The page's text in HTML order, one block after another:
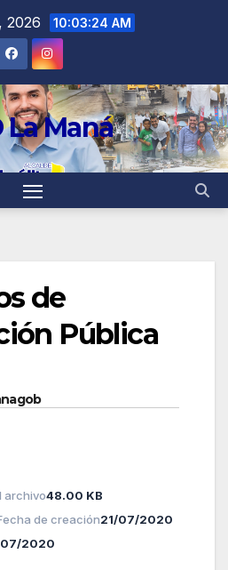
2026 10:03:25 AM
La Maná
de
Pública
archivo48.00 KB
de creación21/07/2020
07/2020